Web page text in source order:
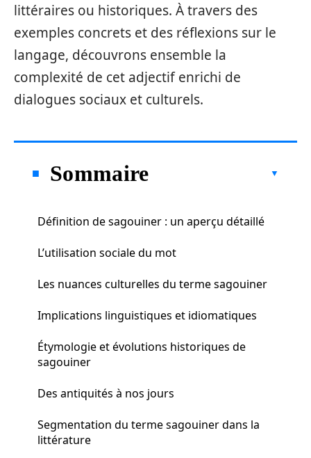
littéraires ou historiques. À travers des
exemples concrets et des réflexions sur le
langage, découvrons ensemble la
complexité de cet adjectif enrichi de
dialogues sociaux et culturels.
Sommaire
Définition de sagouiner : un aperçu détaillé
L’utilisation sociale du mot
Les nuances culturelles du terme sagouiner
Implications linguistiques et idiomatiques
Étymologie et évolutions historiques de
sagouiner
Des antiquités à nos jours
Segmentation du terme sagouiner dans la
littérature